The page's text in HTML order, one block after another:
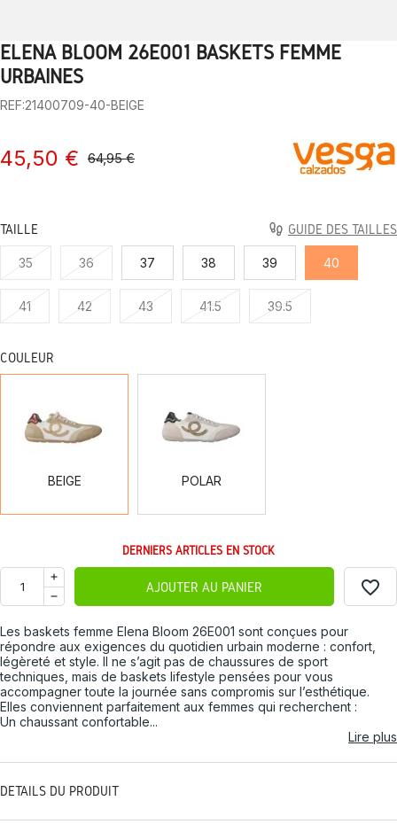
2 3 4 5 6 7 8 9 10
ELENA BLOOM 26E001 BASKETS FEMME
URBAINES
REF:21400709-40-BEIGE
45,50 € 64,95 €
TAILLE GUIDE DES TAILLES
35 36 37 38 39 40
41 42 43 41.5 39.5
COULEUR
BEIGE POLAR
DERNIERS ARTICLES EN STOCK
AJOUTER AU PANIER favorite_border
Les baskets femme Elena Bloom 26E001 sont conçues pour
répondre aux exigences du quotidien urbain moderne : confort,
légèreté et style. Il ne s’agit pas de chaussures de sport
techniques, mais de baskets lifestyle pensées pour vous
accompagner toute la journée sans compromis sur l’esthétique.
Elles conviennent parfaitement aux femmes qui recherchent :
Un chaussant confortable...
Lire plus
DÉTAILS DU PRODUIT